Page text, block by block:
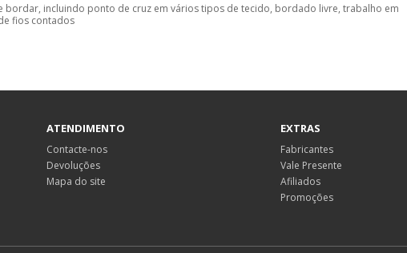
bordar, incluindo ponto de cruz em vários tipos de tecido, bordado livre, trabalho em
fios contados
ATENDIMENTO
Contacte-nos
Devoluções
Mapa do site
EXTRAS
Fabricantes
Vale Presente
Afiliados
Promoções